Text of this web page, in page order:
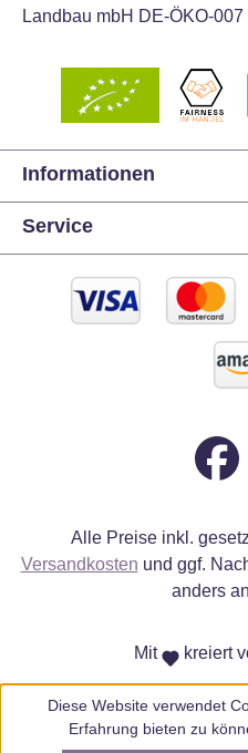
Landbau mbH DE-ÖKO-007
Informationen
Service
Alle Preise inkl.
Versandkosten und ggf.
anders
Mit kreiert
Diese Website verwendet
Erfahrung bieten zu